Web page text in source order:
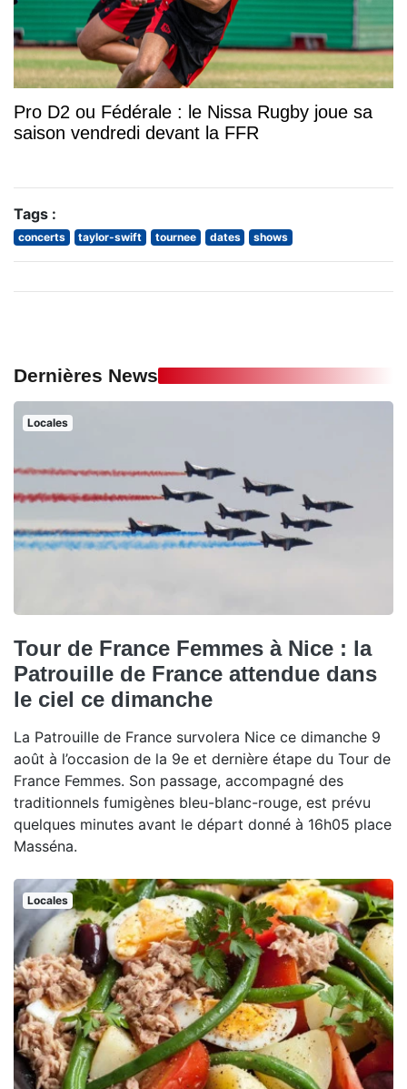
Pro D2 ou Fédérale : le Nissa Rugby joue sa
saison vendredi devant la FFR
Tags :
concerts taylor-swift tournee dates shows
Dernières News
Locales
Tour de France Femmes à Nice : la
Patrouille de France attendue dans
le ciel ce dimanche
La Patrouille de France survolera Nice ce dimanche 9
août à l’occasion de la 9e et dernière étape du Tour de
France Femmes. Son passage, accompagné des
traditionnels fumigènes bleu-blanc-rouge, est prévu
quelques minutes avant le départ donné à 16h05 place
Masséna.
Locales